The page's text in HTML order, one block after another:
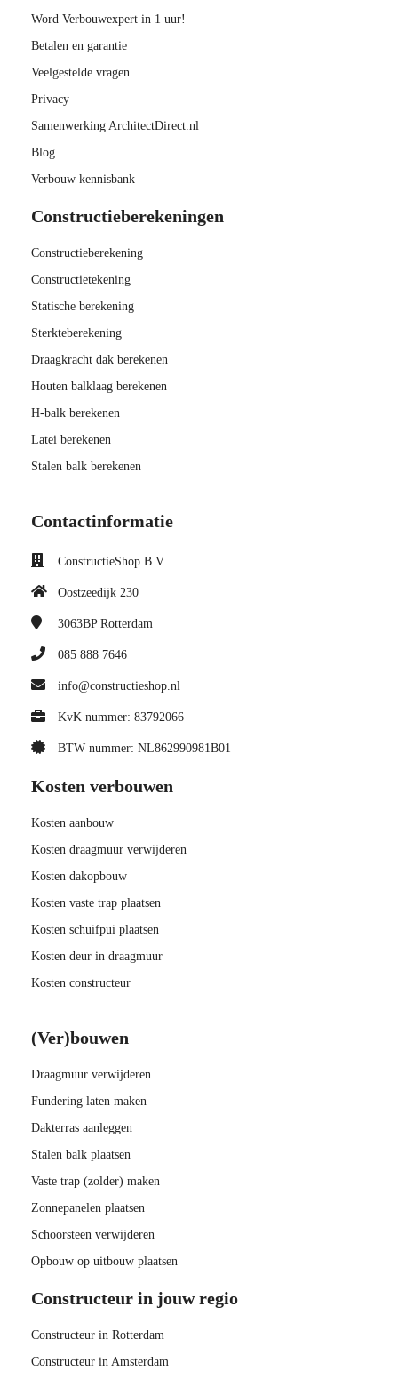
Word Verbouwexpert in 1 uur!
Betalen en garantie
Veelgestelde vragen
Privacy
Samenwerking ArchitectDirect.nl
Blog
Verbouw kennisbank
Constructieberekeningen
Constructieberekening
Constructietekening
Statische berekening
Sterkteberekening
Draagkracht dak berekenen
Houten balklaag berekenen
H-balk berekenen
Latei berekenen
Stalen balk berekenen
Contactinformatie
ConstructieShop B.V.
Oostzeedijk 230
3063BP Rotterdam
085 888 7646
info@constructieshop.nl
KvK nummer: 83792066
BTW nummer: NL862990981B01
Kosten verbouwen
Kosten aanbouw
Kosten draagmuur verwijderen
Kosten dakopbouw
Kosten vaste trap plaatsen
Kosten schuifpui plaatsen
Kosten deur in draagmuur
Kosten constructeur
(Ver)bouwen
Draagmuur verwijderen
Fundering laten maken
Dakterras aanleggen
Stalen balk plaatsen
Vaste trap (zolder) maken
Zonnepanelen plaatsen
Schoorsteen verwijderen
Opbouw op uitbouw plaatsen
Constructeur in jouw regio
Constructeur in Rotterdam
Constructeur in Amsterdam